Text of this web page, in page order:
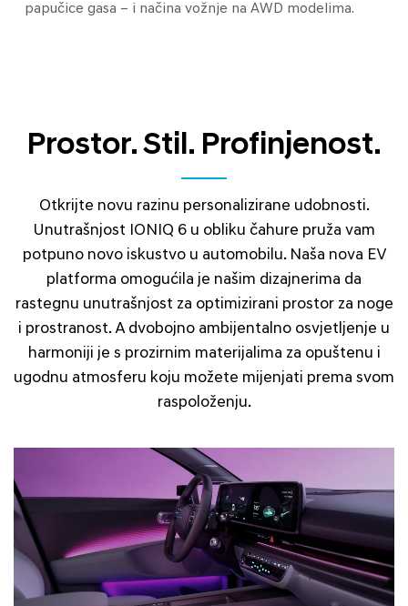
papučice gasa – i načina vožnje na AWD modelima.
Prostor. Stil. Profinjenost.
Otkrijte novu razinu personalizirane udobnosti.
Unutrašnjost IONIQ 6 u obliku čahure pruža vam
potpuno novo iskustvo u automobilu. Naša nova EV
platforma omogućila je našim dizajnerima da
rastegnu unutrašnjost za optimizirani prostor za noge
i prostranost. A dvobojno ambijentalno osvjetljenje u
harmoniji je s prozirnim materijalima za opuštenu i
ugodnu atmosferu koju možete mijenjati prema svom
raspoloženju.